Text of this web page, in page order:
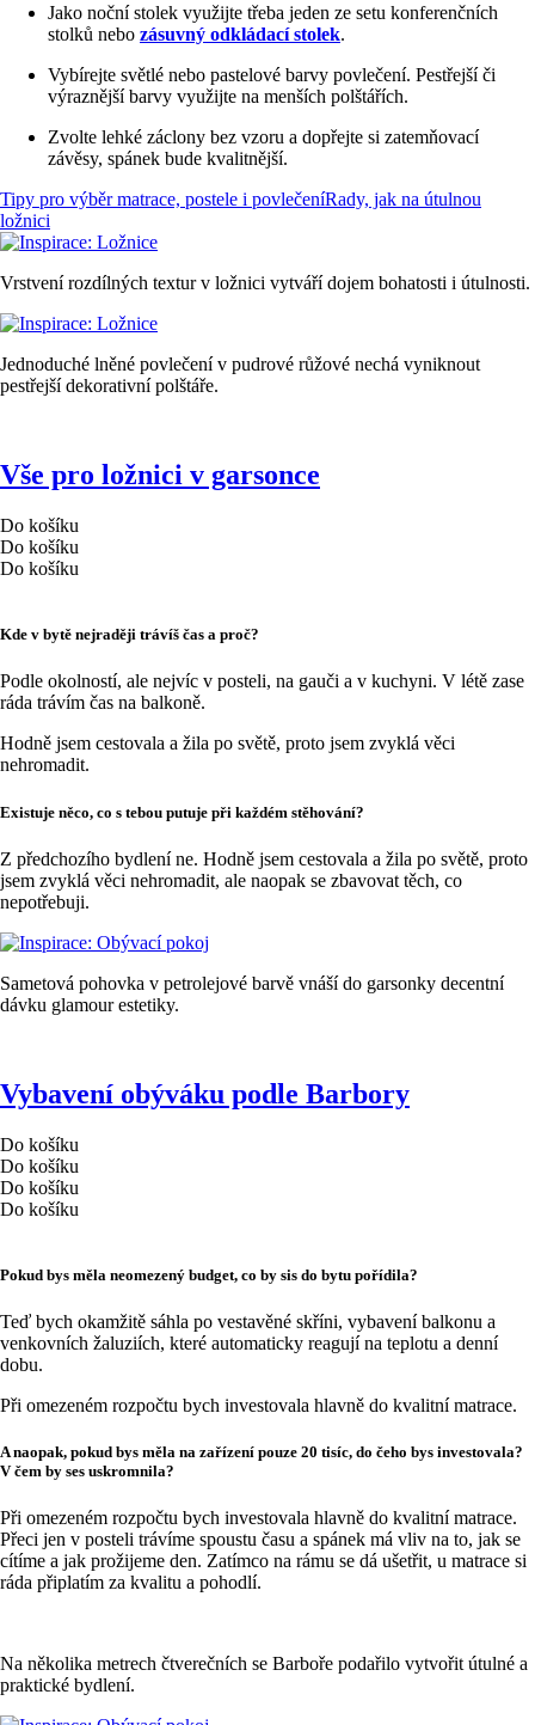
Jako noční stolek využijte třeba jeden ze setu konferenčních
stolků nebo zásuvný odkládací stolek.
Vybírejte světlé nebo pastelové barvy povlečení. Pestřejší či
výraznější barvy využijte na menších polštářích.
Zvolte lehké záclony bez vzoru a dopřejte si zatemňovací
závěsy, spánek bude kvalitnější.
Tipy pro výběr matrace, postele i povlečeníRady, jak na útulnou
ložnici
Vrstvení rozdílných textur v ložnici vytváří dojem bohatosti i útulnosti.
Jednoduché lněné povlečení v pudrové růžové nechá vyniknout
pestřejší dekorativní polštáře.
Vše pro ložnici v garsonce
Do košíku
Do košíku
Do košíku
Kde v bytě nejraději trávíš čas a proč?
Podle okolností, ale nejvíc v posteli, na gauči a v kuchyni. V létě zase
ráda trávím čas na balkoně.
Hodně jsem cestovala a žila po světě, proto jsem zvyklá věci
nehromadit.
Existuje něco, co s tebou putuje při každém stěhování?
Z předchozího bydlení ne. Hodně jsem cestovala a žila po světě, proto
jsem zvyklá věci nehromadit, ale naopak se zbavovat těch, co
nepotřebuji.
Sametová pohovka v petrolejové barvě vnáší do garsonky decentní
dávku glamour estetiky.
Vybavení obýváku podle Barbory
Do košíku
Do košíku
Do košíku
Do košíku
Pokud bys měla neomezený budget, co by sis do bytu pořídila?
Teď bych okamžitě sáhla po vestavěné skříni, vybavení balkonu a
venkovních žaluziích, které automaticky reagují na teplotu a denní
dobu.
Při omezeném rozpočtu bych investovala hlavně do kvalitní matrace.
A naopak, pokud bys měla na zařízení pouze 20 tisíc, do čeho bys investovala?
V čem by ses uskromnila?
Při omezeném rozpočtu bych investovala hlavně do kvalitní matrace.
Přeci jen v posteli trávíme spoustu času a spánek má vliv na to, jak se
cítíme a jak prožijeme den. Zatímco na rámu se dá ušetřit, u matrace si
ráda připlatím za kvalitu a pohodlí.
Na několika metrech čtverečních se Barboře podařilo vytvořit útulné a
praktické bydlení.